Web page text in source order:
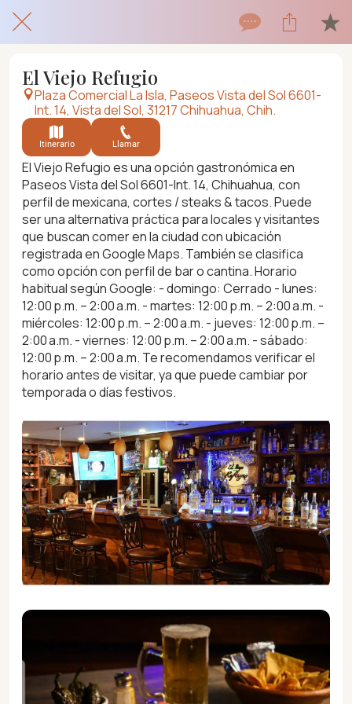
El Viejo Refugio
Plaza Comercial La Isla, Paseos Vista del Sol 6601-
Int. 14, Vista del Sol, 31217 Chihuahua, Chih.
Itinerario Llamar
El Viejo Refugio es una opción gastronómica en
Paseos Vista del Sol 6601-Int. 14, Chihuahua, con
perfil de mexicana, cortes / steaks & tacos. Puede
ser una alternativa práctica para locales y visitantes
que buscan comer en la ciudad con ubicación
registrada en Google Maps. También se clasifica
como opción con perfil de bar o cantina. Horario
habitual según Google: - domingo: Cerrado - lunes:
12:00 p.m. – 2:00 a.m. - martes: 12:00 p.m. – 2:00 a.m. -
miércoles: 12:00 p.m. – 2:00 a.m. - jueves: 12:00 p.m. –
2:00 a.m. - viernes: 12:00 p.m. – 2:00 a.m. - sábado:
12:00 p.m. – 2:00 a.m. Te recomendamos verificar el
horario antes de visitar, ya que puede cambiar por
temporada o días festivos.